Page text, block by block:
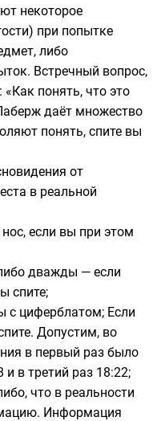
некоторое
при попытке
либо
Встречный вопрос,
понять, что это
даёт множество
понять, спите вы
от
в реальной
если вы при этом
дважды — если
спите;
с циферблатом; Если
Допустим, во
в первый раз было
в третий раз 18:22;
что в реальности
Информация